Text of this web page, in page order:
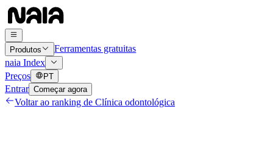
Produtos
Ferramentas gratuitas
naia Index
Preços
PT
Entrar Começar agora
Voltar ao ranking de Clínica odontológica